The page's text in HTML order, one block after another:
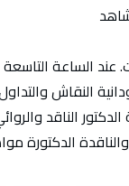
عند الساعة
النقاش
الناقد
الدكتورة